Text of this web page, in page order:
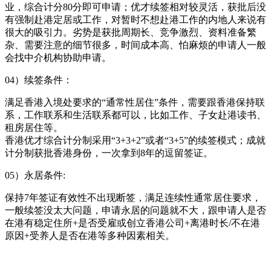
业，综合计分80分即可申请；优才续签相对较灵活，获批后没
有强制赴港定居或工作，对暂时不想赴港工作的内地人来说有
很大的吸引力。劣势是获批周期长、竞争激烈、资料准备繁
杂、需要注意的细节很多，时间成本高、怕麻烦的申请人一般
会找中介机构协助申请。
04）续签条件：
满足香港入境处要求的“通常性居住”条件，需要跟香港保持联
系，工作联系和生活联系都可以，比如工作、子女赴港读书、
租房居住等。
香港优才综合计分制采用“3+3+2”或者“3+5”的续签模式；成就
计分制获批香港身份，一次拿到8年的逗留签证。
05）永居条件:
保持7年签证有效性不出现断签，满足连续性通常居住要求，
一般续签没太大问题，申请永居的问题就不大，跟申请人是否
在港有稳定住所+是否受雇或创立香港公司+离港时长/不在港
原因+受养人是否在港等多种因素相关。